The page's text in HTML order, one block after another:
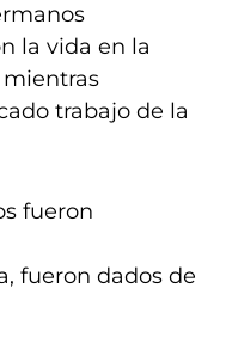
la vida en la
mientras
trabajo de la
fueron
fueron dados de